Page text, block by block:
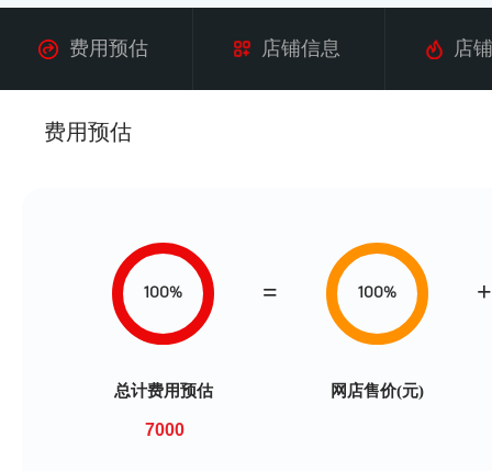
费用预估 店铺信息 店
费用预估
100%
总计费用预估
100%
网店售价(元)